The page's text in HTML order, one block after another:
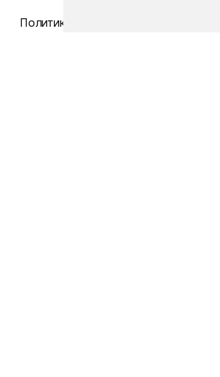
Политика конфиденциальности